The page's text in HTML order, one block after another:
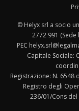
© Helyx srl a socio
2772 991
PEC
Capitale Sociale:
Registrazione: N. 6548
Registro degli
236/01/Cons